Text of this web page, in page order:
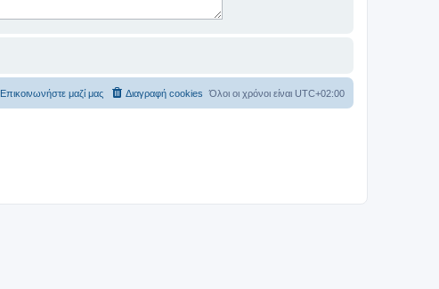
Όλοι οι χρόνοι είναι UTC+02:00
Διαγραφή cookies
Επικοινωνήστε μαζί μας